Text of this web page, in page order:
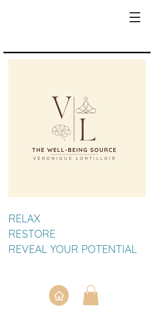
RELAX
RESTORE
REVEAL YOUR POTENTIAL